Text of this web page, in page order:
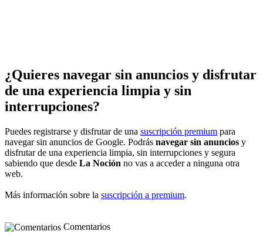
¿Quieres navegar sin anuncios y disfrutar
de una experiencia limpia y sin
interrupciones?
Puedes registrarse y disfrutar de una suscripción premium para
navegar sin anuncios de Google. Podrás navegar sin anuncios y
disfrutar de una experiencia limpia, sin interrupciones y segura
sabiendo que desde La Noción no vas a acceder a ninguna otra
web.
Más información sobre la suscripción a premium.
Comentarios